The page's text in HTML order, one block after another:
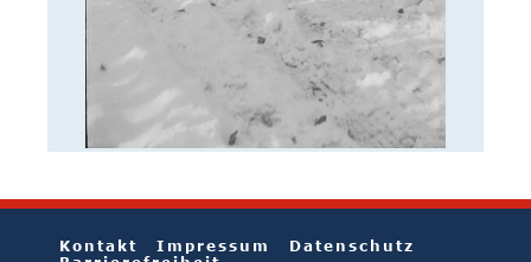
Kontakt Impressum
Datenschutz